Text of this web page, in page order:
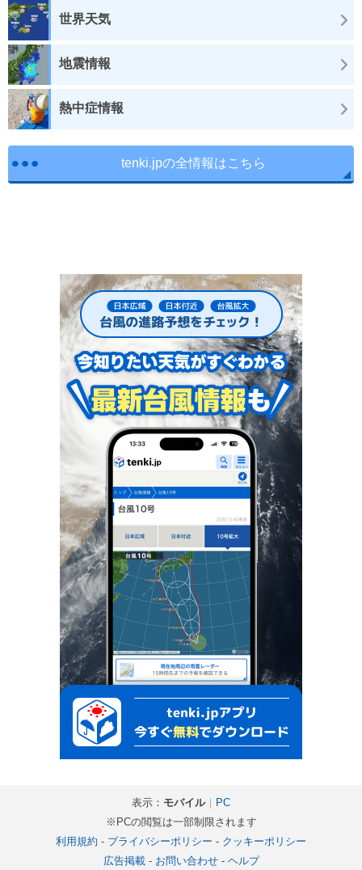
世界天気
地震情報
熱中症情報
tenki.jpの全情報はこちら
表示： モバイル｜ PC
※PCの閲覧は一部制限されます
利用規約 - プライバシーポリシー - クッキーポリシー
広告掲載- お問い合わせ- ヘルプ